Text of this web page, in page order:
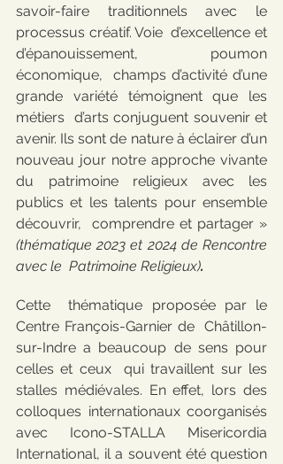
savoir-faire traditionnels avec le
processus créatif. Voie  d’excellence et
d’épanouissement, poumon
économique,  champs d’activité d’une
grande variété témoignent que les
métiers  d’arts conjuguent souvenir et
avenir. Ils sont de nature à éclairer d’un
nouveau jour notre approche vivante
du patrimoine religieux avec les
publics et les talents pour ensemble
(thématique 2023 et 2024 de Rencontre
avec le  Patrimoine Religieux).
Cette  thématique proposée par le
Centre François-Garnier de  Châtillon-
sur-Indre a beaucoup de sens pour
celles et ceux  qui travaillent sur les
stalles médiévales. En effet, lors des
colloques internationaux coorganisés
avec Icono-STALLA Misericordia
International, il a souvent été question